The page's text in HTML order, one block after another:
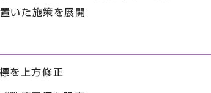
いた施策を展開
を上方修正